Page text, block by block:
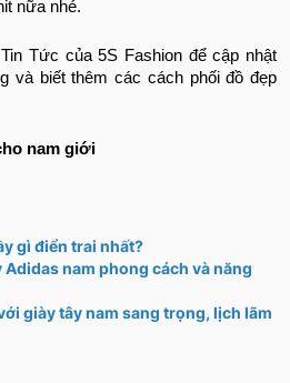
nữa nhé.
Tức của 5S Fashion để cập nhật
và biết thêm các cách phối đồ đẹp
nam giới
gì điển trai nhất?
nam phong cách và năng
giày tây nam sang trọng, lịch lãm